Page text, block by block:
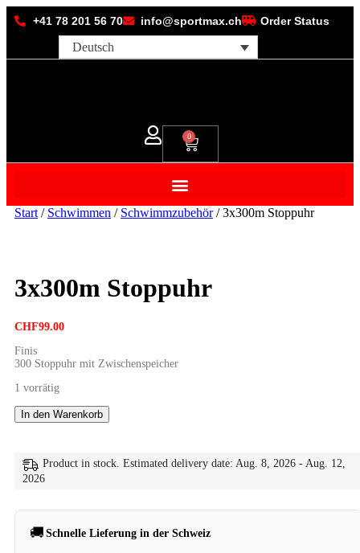
+41 78 201 56 70 info@sportmax.ch Order Status
Deutsch
0
Start / Schwimmen / Schwimmzubehör/ 3x300m Stoppuhr
3x300m Stoppuhr
CHF99.00
Finis
300 Stoppuhr mit Zwischenspeicher
1 vorrätig
In den Warenkorb
Product in stock. Estimated delivery date: Aug. 8, 2026 - Aug. 12,
2026
🚚 Schnelle Lieferung in der Schweiz